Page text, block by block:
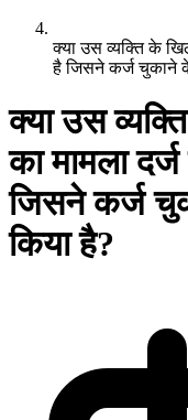
क्या उस व्यक्ति के
है जिसने कर्ज चुकाने
क्या उस
का मामला
जिसने कर्ज
किया है?